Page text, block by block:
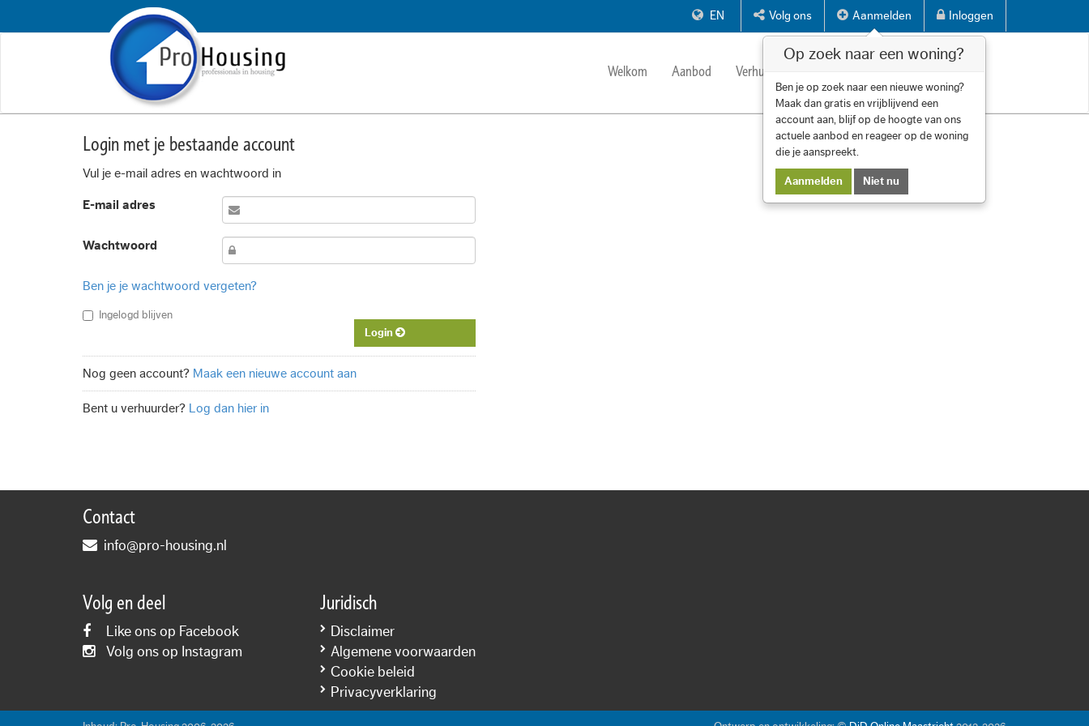
EN Volg ons Aanmelden Inloggen
Welkom Aanbod Verhuren
Login met je bestaande account
Vul je e-mail adres en wachtwoord in
E-mail adres
Wachtwoord
Ben je je wachtwoord vergeten?
Ingelogd blijven
Login
Nog geen account? Maak een nieuwe account aan
Bent u verhuurder? Log dan hier in
Contact
info@pro-housing.nl
Volg en deel
Like ons op Facebook
Volg ons op Instagram
Juridisch
Disclaimer
Algemene voorwaarden
Cookie beleid
Privacyverklaring
Op zoek naar een woning?
Ben je op zoek naar een nieuwe woning?
Maak dan gratis en vrijblijvend een
account aan, blijf op de hoogte van ons
actuele aanbod en reageer op de woning
die je aanspreekt.
Aanmelden Niet nu